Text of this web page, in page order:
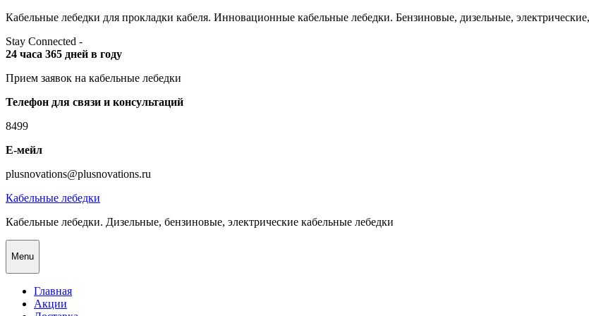
Skip
content
Кабельные лебедки для прокладки кабеля. Инновационные кабельные лебедки. Бензиновые, дизельные,
Stay Connected -
24 часа 365 дней в году
Прием заявок на кабельные лебедки
Телефон для связи и консультаций
8499
Е-мейл
plusnovations@plusnovations.ru
Кабельные лебедки
Кабельные лебедки. Дизельные, бензиновые, электрические кабельные лебедки
Menu
Главная
Акции